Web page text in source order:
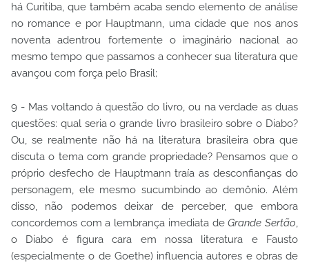
há Curitiba, que também acaba sendo elemento de análise
no romance e por Hauptmann, uma cidade que nos anos
noventa adentrou fortemente o imaginário nacional ao
mesmo tempo que passamos a conhecer sua literatura que
avançou com força pelo Brasil;
9 - Mas voltando à questão do livro, ou na verdade as duas
questões: qual seria o grande livro brasileiro sobre o Diabo?
Ou, se realmente não há na literatura brasileira obra que
discuta o tema com grande propriedade? Pensamos que o
próprio desfecho de Hauptmann traía as desconfianças do
personagem, ele mesmo sucumbindo ao demônio. Além
disso, não podemos deixar de perceber, que embora
concordemos com a lembrança imediata deGrande Sertão,
o Diabo é figura cara em nossa literatura e Fausto
(especialmente o de Goethe) influencia autores e obras de